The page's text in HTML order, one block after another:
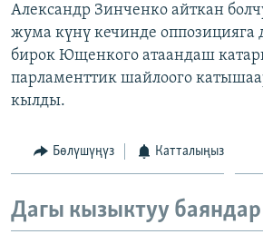
ЭЕ/АРнун бардык сайттары
Александр Зинченко айткан
жума күнү кечинде оппозицияга
бирок Ющенкого атаандаш
парламенттик шайлоого
кылды.
Бөлүшүңүз Катталыңыз
Дагы кызыктуу баяндар